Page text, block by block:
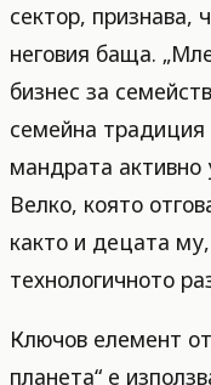
сектор, признава,
неговия баща.
бизнес за
семейна традиция
мандрата активно
Велко, която
както и децата
технологичното
Ключов елемент
планета“ е